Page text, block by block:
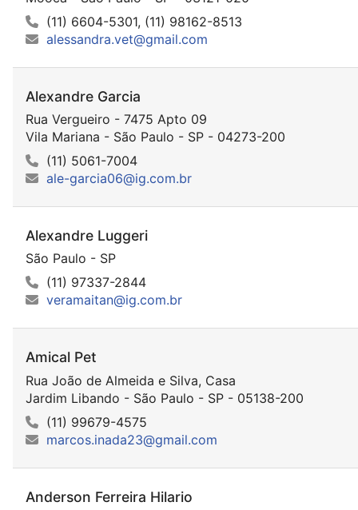
(11) 6604-5301, (11) 98162-8513
alessandra.vet@gmail.com
Alexandre Garcia
Rua Vergueiro - 7475 Apto 09
Vila Mariana - São Paulo - SP - 04273-200
(11) 5061-7004
ale-garcia06@ig.com.br
Alexandre Luggeri
São Paulo - SP
(11) 97337-2844
veramaitan@ig.com.br
Amical Pet
Rua João de Almeida e Silva, Casa
Jardim Libando - São Paulo - SP - 05138-200
(11) 99679-4575
marcos.inada23@gmail.com
Anderson Ferreira Hilario